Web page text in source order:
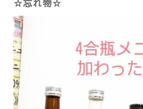
☆忘れ物☆